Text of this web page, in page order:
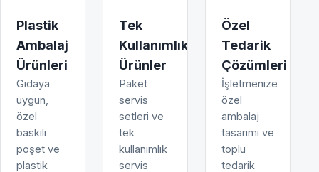
Plastik
Ambalaj
Ürünleri
Gıdaya
uygun,
özel
baskılı
poşet ve
plastik
Tek
Kullanımlık
Ürünler
Paket
servis
setleri ve
tek
kullanımlık
servis
Özel
Tedarik
Çözümleri
İşletmenize
özel
ambalaj
tasarımı ve
toplu
tedarik